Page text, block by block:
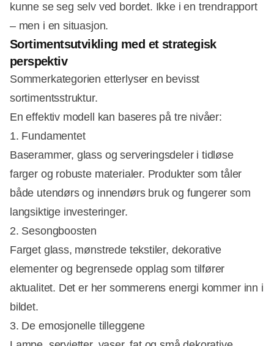
kunne se seg selv ved bordet. Ikke i en trendrapport
– men i en situasjon.
Sortimentsutvikling med et strategisk
perspektiv
Sommerkategorien etterlyser en bevisst
sortimentsstruktur.
En effektiv modell kan baseres på tre nivåer:
1. Fundamentet
Baserammer, glass og serveringsdeler i tidløse
farger og robuste materialer. Produkter som tåler
både utendørs og innendørs bruk og fungerer som
langsiktige investeringer.
2. Sesongboosten
Farget glass, mønstrede tekstiler, dekorative
elementer og begrensede opplag som tilfører
aktualitet. Det er her sommerens energi kommer inn i
bildet.
3. De emosjonelle tilleggene